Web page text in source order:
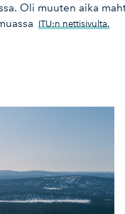
Oli muuten aika
ITU:n nettisivulta.